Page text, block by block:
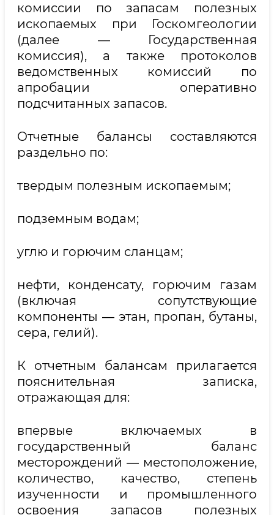
комиссии по запасам полезных
ископаемых при Госкомгеологии
(далее — Государственная
комиссия), а также протоколов
ведомственных комиссий по
апробации оперативно
подсчитанных запасов.
Отчетные балансы составляются
раздельно по:
твердым полезным ископаемым;
подземным водам;
углю и горючим сланцам;
нефти, конденсату, горючим газам
(включая сопутствующие
компоненты — этан, пропан, бутаны,
сера, гелий).
К отчетным балансам прилагается
пояснительная записка,
отражающая для:
впервые включаемых в
государственный баланс
месторождений — местоположение,
количество, качество, степень
изученности и промышленного
освоения запасов полезных